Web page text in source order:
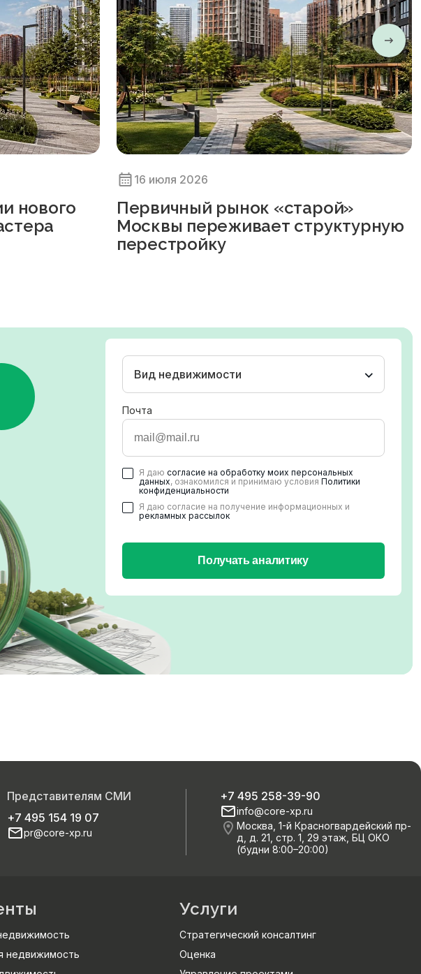
нового
16 июля 2026
Первичный рынок «старой»
Москвы переживает структурную
перестройку
Вид недвижимости
Почта
Я даю согласие на обработку моих персональных
данных, ознакомился и принимаю условия Политики
конфиденциальности
Я даю согласие на получение информационных и
рекламных рассылок
Получать аналитику
Представителям СМИ
+7 495 154 19 07
pr@core-xp.ru
+7 495 258-39-90
info@core-xp.ru
Москва, 1-й Красногвардейский пр-
д, д. 21, стр. 1, 29 этаж, БЦ ОКО
(будни 8:00–20:00)
недвижимость
Услуги
Стратегический консалтинг
Оценка